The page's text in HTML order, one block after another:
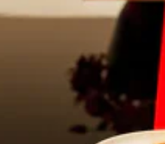
met:
NOT
LASER RED
Pack NERO DS 1250